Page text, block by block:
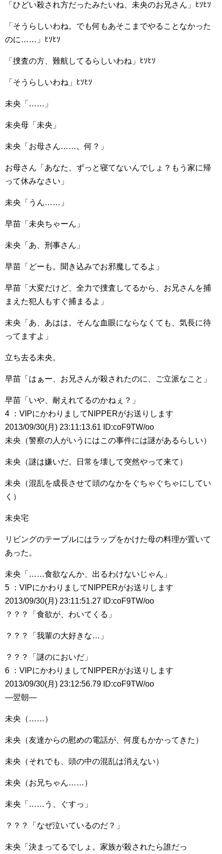
「ひどい殺され方だったみたいね、未央のお兄さん」ﾋｿﾋｿ
「そうらしいわね。でも何もあそこまでやることなかった
のに……」ﾋｿﾋｿ
「捜査の方、難航してるらしいわね」ﾋｿﾋｿ
「そうらしいわね」ﾋｿﾋｿ
未央「……」
未央母「未央」
未央「お母さん……。何？」
お母さん「あなた、ずっと寝てないんでしょ？もう家に帰
って休みなさい」
未央「うん……」
早苗「未央ちゃーん」
未央「あ、刑事さん」
早苗「どーも。聞き込みでお邪魔してるよ」
早苗「大変だけど、全力で捜査してるから、お兄さんを捕
まえた犯人もすぐ捕まるよ」
未央「あ、あはは。そんな血眼にならなくても、気長に待
ってますよ」
立ち去る未央。
早苗「はぁー、お兄さんが殺されたのに、ご立派なこと」
早苗「いや、耐えれてるのかねぇ？」
4 ：VIPにかわりましてNIPPERがお送りします
2013/09/30(月) 23:11:13.61 ID:coF9TW/oo
未央（警察の人がいうにはこの事件には謎があるらしい）
未央（謎は嫌いだ。日常を壊して突然やって来て）
未央（混乱を成長させて頭のなかをぐちゃぐちゃにしてい
く）
未央宅
リビングのテーブルにはラップをかけた母の料理が置いて
あった。
未央「……食欲なんか、出るわけないじゃん」
5 ：VIPにかわりましてNIPPERがお送りします
2013/09/30(月) 23:11:51.27 ID:coF9TW/oo
？？？「食欲が、わいてくる」
？？？「我輩の大好きな…」
？？？「謎のにおいだ」
6 ：VIPにかわりましてNIPPERがお送りします
2013/09/30(月) 23:12:56.79 ID:coF9TW/oo
―翌朝―
未央（……）
未央（友達からの慰めの電話が、何度もかかってきた）
未央（それでも、頭の中の混乱は消えない）
未央（お兄ちゃん……）
未央「……う、ぐすっ」
？？？「なぜ泣いているのだ？」
未央「決まってるでしょ。家族が殺されたら誰だっ